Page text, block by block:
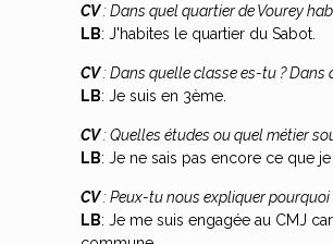
CV: Dans quel quartier de Vourey
LB: J'habites le quartier du Sabot.
CV: Dans quelle classe es-tu ? Dans
LB: Je suis en 3ème.
CV: Quelles études ou quel métier
LB: Je ne sais pas encore ce que
CV: Peux-tu nous expliquer
LB: Je me suis engagée au CMJ